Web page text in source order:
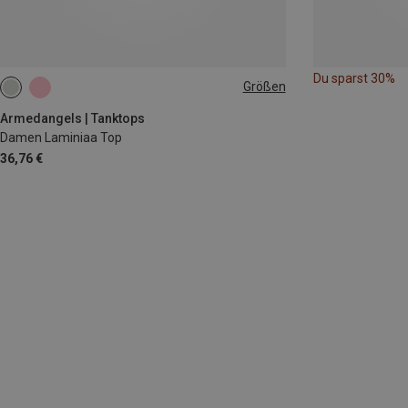
Größen
Armedangels | Tanktops
Damen Laminiaa Top
36,76 €
XS
Du sparst 30%